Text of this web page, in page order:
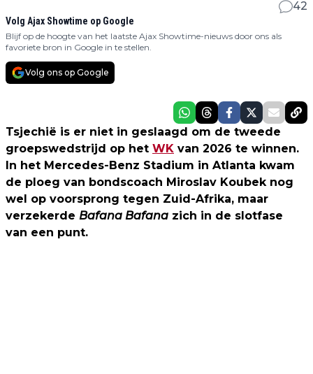
42
Volg Ajax Showtime op Google
Blijf op de hoogte van het laatste Ajax Showtime-nieuws door ons als
favoriete bron in Google in te stellen.
Volg ons op Google
Tsjechië is er niet in geslaagd om de tweede
groepswedstrijd op het WK van 2026 te winnen.
In het Mercedes-Benz Stadium in Atlanta kwam
de ploeg van bondscoach Miroslav Koubek nog
wel op voorsprong tegen Zuid-Afrika, maar
verzekerde Bafana Bafana zich in de slotfase
van een punt.